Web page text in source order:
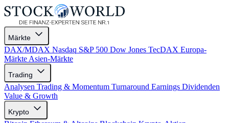
Märkte
DAX/MDAX Nasdaq S&P 500 Dow Jones TecDAX Europa-
Märkte Asien-Märkte
Trading
Analysen Trading & Momentum Turnaround Earnings Dividenden
Value & Growth
Krypto